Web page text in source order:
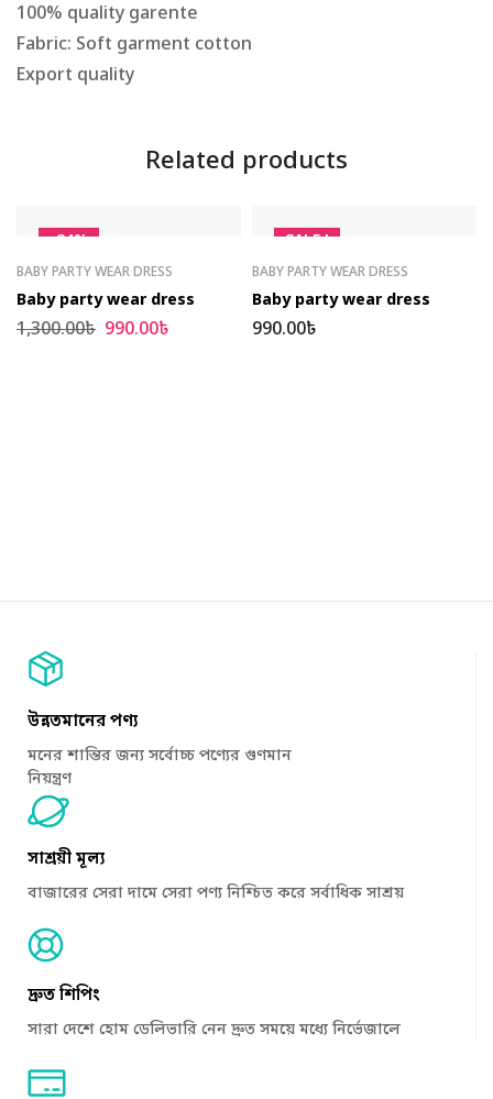
100% quality garente
Fabric: Soft garment cotton
Export quality
Related products
-24%
BABY PARTY WEAR DRESS
Baby party wear dress
1,300.00৳ 990.00৳
SALE !
BABY PARTY WEAR DRESS
Baby party wear dress
990.00৳
উন্নতমানের পণ্য
মনের শান্তির জন্য সর্বোচ্চ পণ্যের গুণমান
নিয়ন্ত্রণ
সাশ্রয়ী মূল্য
বাজারের সেরা দামে সেরা পণ্য নিশ্চিত করে সর্বাধিক সাশ্রয়
দ্রুত শিপিং
সারা দেশে হোম ডেলিভারি নেন দ্রুত সময়ে মধ্যে নির্ভেজালে